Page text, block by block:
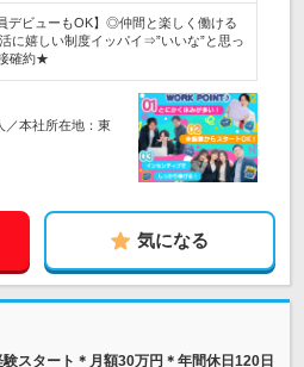
デビューもOK】◎仲間と楽しく働ける
嬉しい制度イッパイ⇒”いいな”と思っ
確約★
／本社所在地：東
気になる
スタート＊月額30万円＊年間休日120日